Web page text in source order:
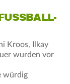
H
Kroos, Ilkay
wurden vor
würdig